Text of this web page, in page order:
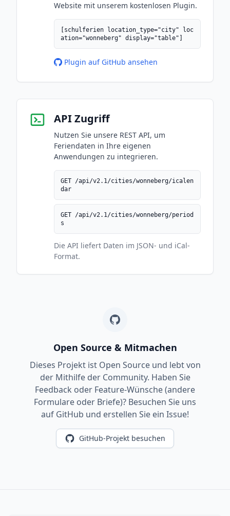
Website mit unserem kostenlosen Plugin.
[schulferien location_type="city" loc
ation="wonneberg" display="table"]
Plugin auf GitHub ansehen
API Zugriff
Nutzen Sie unsere REST API, um
Feriendaten in Ihre eigenen
Anwendungen zu integrieren.
GET /api/v2.1/cities/wonneberg/icalen
dar
GET /api/v2.1/cities/wonneberg/period
s
Die API liefert Daten im JSON- und iCal-
Format.
Open Source & Mitmachen
Dieses Projekt ist Open Source und lebt von
der Mithilfe der Community. Haben Sie
Feedback oder Feature-Wünsche (andere
Formulare oder Briefe)? Besuchen Sie uns
auf GitHub und erstellen Sie ein Issue!
GitHub-Projekt besuchen